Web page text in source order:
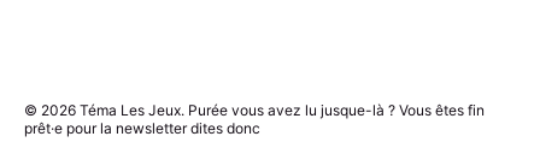
© 2026 Téma Les Jeux. Purée vous avez lu jusque-là ? Vous êtes fin
prêt·e pour la newsletter dites donc